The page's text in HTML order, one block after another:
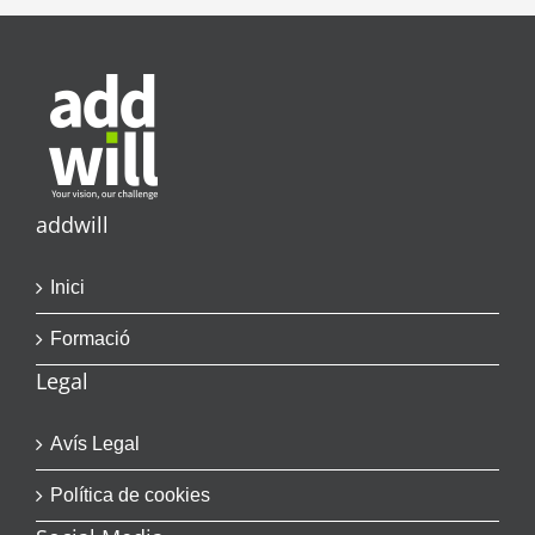
addwill
Inici
Formació
Legal
Avís Legal
Política de cookies